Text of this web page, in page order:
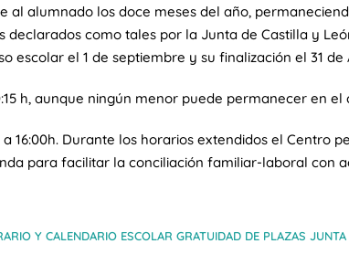
al alumnado los doce meses del año,
declarados como tales por la Junta de Castilla y
escolar el 1 de septiembre y su finalización el 31 de
h, aunque ningún menor puede permanecer en
16:00h. Durante los horarios extendidos el Centro
para facilitar la conciliación familiar-laboral con
Y CALENDARIO ESCOLAR GRATUIDAD DE PLAZAS